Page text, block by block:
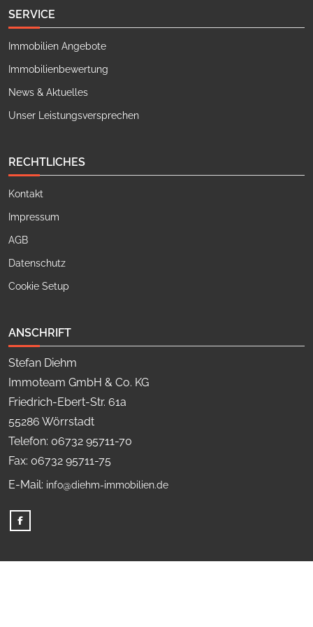
SERVICE
Immobilien Angebote
Immobilienbewertung
News & Aktuelles
Unser Leistungsversprechen
RECHTLICHES
Kontakt
Impressum
AGB
Datenschutz
Cookie Setup
ANSCHRIFT
Stefan Diehm
Immoteam GmbH & Co. KG
Friedrich-Ebert-Str. 61a
55286 Wörrstadt
Telefon: 06732 95711-70
Fax: 06732 95711-75
E-Mail: info@diehm-immobilien.de